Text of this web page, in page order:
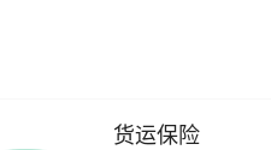
货运保险